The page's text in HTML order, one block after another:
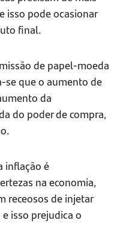
isso pode ocasionar
final.
de papel-moeda
que o aumento de
da
do poder de compra,
inflação é
na economia,
receosos de injetar
isso prejudica o